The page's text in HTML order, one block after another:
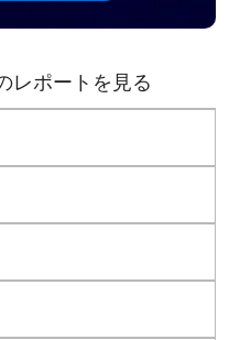
レポートを見る